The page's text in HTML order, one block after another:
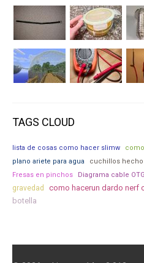
TAGS CLOUD
lista de cosas como hacer slimw
plano ariete para agua
cuchillos
Fresas en pinchos
Diagrama cable
gravedad
como hacerun dardo nerf
botella